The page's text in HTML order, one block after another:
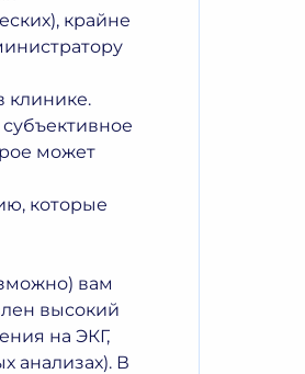
крайне
клинике.
может
которые
вам
высокий
на ЭКГ,
анализах). В